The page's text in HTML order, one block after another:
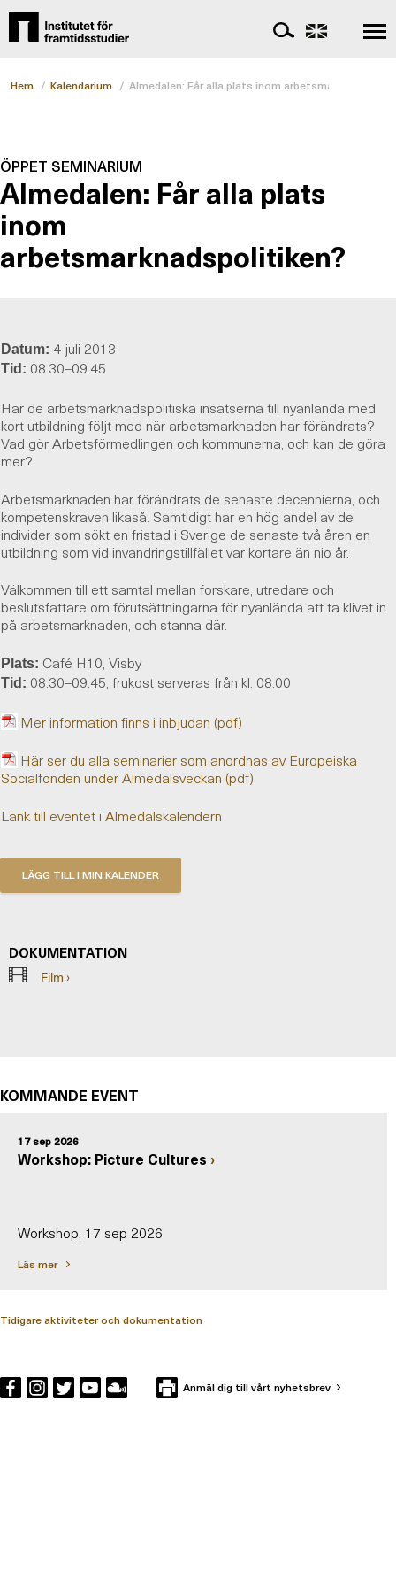
Hem / Kalendarium / Almedalen: Får alla plats inom
ÖPPET SEMINARIUM
Almedalen: Får alla plats
inom
arbetsmarknadspolitiken?
Datum: 4 juli 2013
Tid: 08.30–09.45
Har de arbetsmarknadspolitiska insatserna till nyanlända med
kort utbildning följt med när arbetsmarknaden har förändrats?
Vad gör Arbetsförmedlingen och kommunerna, och kan de göra
mer?
Arbetsmarknaden har förändrats de senaste decennierna, och
kompetenskraven likaså. Samtidigt har en hög andel av de
individer som sökt en fristad i Sverige de senaste två åren en
utbildning som vid invandringstillfället var kortare än nio år.
Välkommen till ett samtal mellan forskare, utredare och
beslutsfattare om förutsättningarna för nyanlända att ta klivet in
på arbetsmarknaden, och stanna där.
Plats: Café H10, Visby
Tid: 08.30–09.45, frukost serveras från kl. 08.00
Mer information finns i inbjudan (pdf)
Här ser du alla seminarier som anordnas av Europeiska
Socialfonden under Almedalsveckan (pdf)
Länk till eventet i Almedalskalendern
DOKUMENTATION
Film ›
KOMMANDE EVENT
17 sep 2026
Workshop: Picture Cultures
Workshop, 17 sep 2026
Läs mer
Tidigare aktiviteter och dokumentation
Anmäl dig till vårt nyhetsbrev